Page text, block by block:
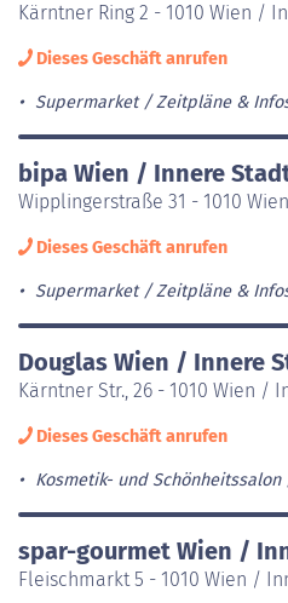
Kärntner Ring 2 - 1010 Wien /
Dieses Geschäft anrufen
Supermarket Zeitpläne &
bipa Wien / Innere
Wipplingerstraße 31 - 1010
Dieses Geschäft anrufen
Supermarket Zeitpläne &
Douglas Wien / Innere
Kärntner Str., 26 - 1010 Wien /
Dieses Geschäft anrufen
Kosmetik- und Schönheitssalon
spar-gourmet Wien /
Fleischmarkt 5 - 1010 Wien /